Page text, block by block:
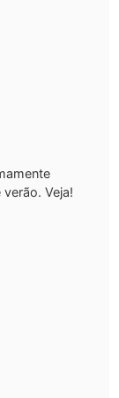
Veja!